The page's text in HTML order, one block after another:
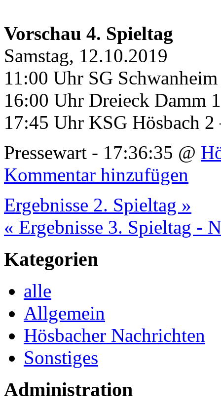
Vorschau 4. Spieltag
Samstag, 12.10.2019
11:00 Uhr SG
16:00 Uhr Dreieck Damm
17:45 Uhr KSG Hösbach
Pressewart - 17:36:35 @
Kommentar hinzufügen
Ergebnisse 2. Spieltag »
« Ergebnisse 3. Spieltag -
Kategorien
alle
Allgemein
Hösbacher Nachrichten
Sonstiges
Administration